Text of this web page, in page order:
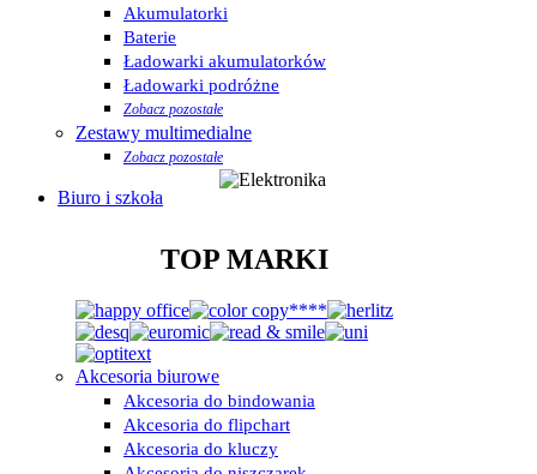
Akumulatorki
Baterie
Ładowarki akumulatorków
Ładowarki podróżne
Zobacz pozostałe
Zestawy multimedialne
Zobacz pozostałe
Biuro i szkoła
TOP MARKI
Akcesoria biurowe
Akcesoria do bindowania
Akcesoria do flipchart
Akcesoria do kluczy